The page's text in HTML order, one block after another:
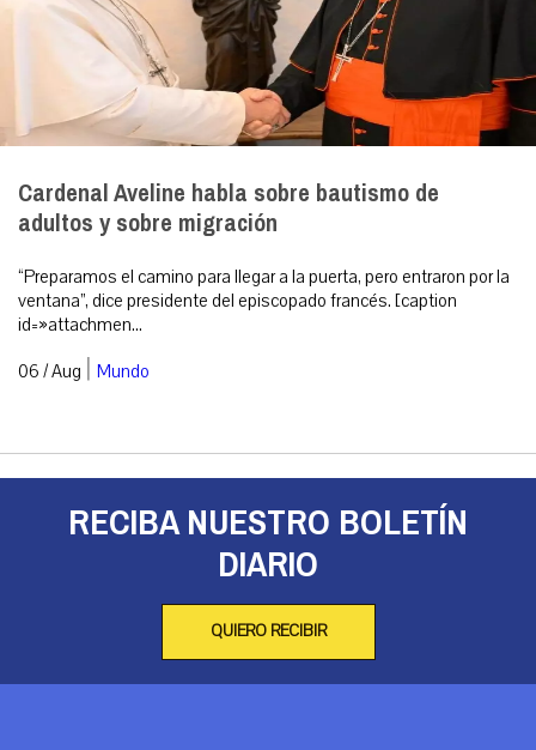
Cardenal Aveline habla sobre bautismo de
adultos y sobre migración
“Preparamos el camino para llegar a la puerta, pero entraron por la
ventana”, dice presidente del episcopado francés. [caption
id=»attachmen...
06 / Aug | Mundo
RECIBA NUESTRO BOLETÍN
DIARIO
QUIERO RECIBIR